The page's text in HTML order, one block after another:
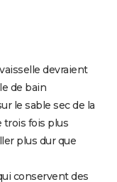
devraient
de bain
le sable sec de la
trois fois plus
plus dur que
conservent des